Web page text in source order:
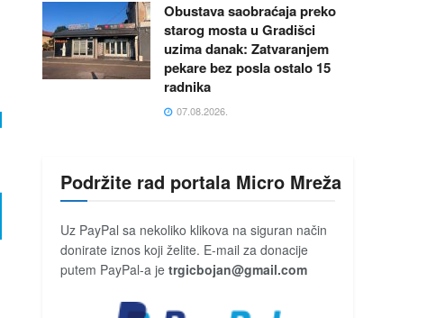
Obustava saobraćaja preko
starog mosta u Gradišci
uzima danak: Zatvaranjem
pekare bez posla ostalo 15
radnika
07.08.2026.
Podržite rad portala Micro Mreža
Uz PayPal sa nekoliko klikova na siguran način
donirate iznos koji želite. E-mail za donacije
putem PayPal-a je trgicbojan@gmail.com